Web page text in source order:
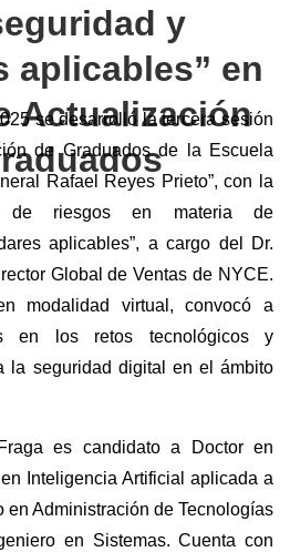
y
aplicables” en
Actualización
se desarrolló la tercera sesión
de Graduados de la Escuela
Rafael Reyes Prieto”, con la
de riesgos en materia de
aplicables”, a cargo del Dr.
Global de Ventas de NYCE.
modalidad virtual, convocó a
en los retos tecnológicos y
la seguridad digital en el ámbito
es candidato a Doctor en
Inteligencia Artificial aplicada a
en Administración de Tecnologías
en Sistemas. Cuenta con